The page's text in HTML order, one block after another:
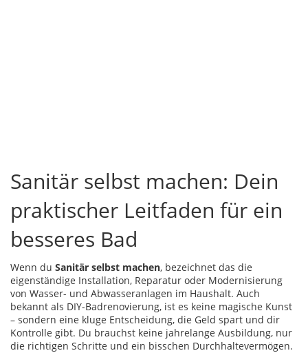
Sanitär selbst machen: Dein
praktischer Leitfaden für ein
besseres Bad
Wenn du Sanitär selbst machen, bezeichnet das die
eigenständige Installation, Reparatur oder Modernisierung
von Wasser- und Abwasseranlagen im Haushalt. Auch
bekannt als DIY-Badrenovierung, ist es keine magische Kunst
– sondern eine kluge Entscheidung, die Geld spart und dir
Kontrolle gibt. Du brauchst keine jahrelange Ausbildung, nur
die richtigen Schritte und ein bisschen Durchhaltevermögen.